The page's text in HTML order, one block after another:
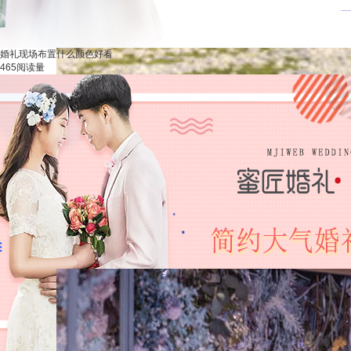
您较近是在找婚礼创意策划方案案例，婚礼策
刻点击了解：
婚礼策划咨询
发布时间: 2019年12月26日 15:29
热门主题婚礼
婚礼现场布置什么颜色好看
465阅读量